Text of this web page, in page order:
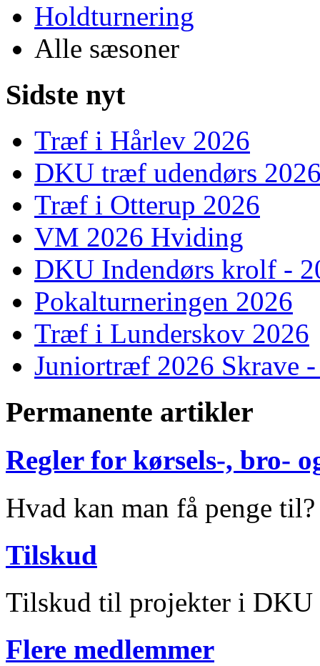
Holdturnering
Alle sæsoner
Sidste nyt
Træf i Hårlev 2026
DKU træf udendørs
Træf i Otterup 2026
VM 2026 Hviding
DKU Indendørs krolf -
Pokalturneringen 2026
Træf i Lunderskov 2026
Juniortræf 2026 Skrave
Permanente artikler
Regler for kørsels-, bro-
Hvad kan man få penge til?
Tilskud
Tilskud til projekter i DKU
Flere medlemmer